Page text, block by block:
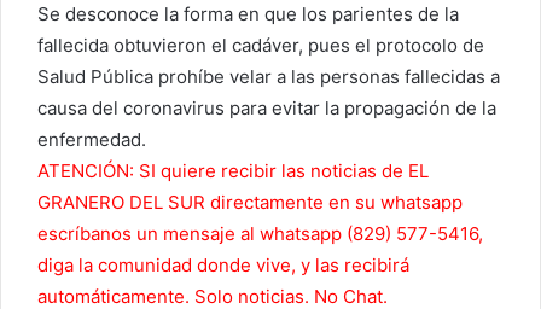
Se desconoce la forma en que los parientes de la
fallecida obtuvieron el cadáver, pues el protocolo de
Salud Pública prohíbe velar a las personas fallecidas a
causa del coronavirus para evitar la propagación de la
enfermedad.
ATENCIÓN: SI quiere recibir las noticias de EL
GRANERO DEL SUR directamente en su whatsapp
escríbanos un mensaje al whatsapp (829) 577-5416,
diga la comunidad donde vive, y las recibirá
automáticamente. Solo noticias. No Chat.